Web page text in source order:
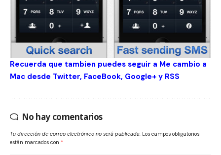
Recuerda que tambien puedes seguir a Me cambio a
Mac desde Twitter, FaceBook, Google+ y RSS
No hay comentarios
Tu dirección de correo electrónico no será publicada. Los campos obligatorios
están marcados con *